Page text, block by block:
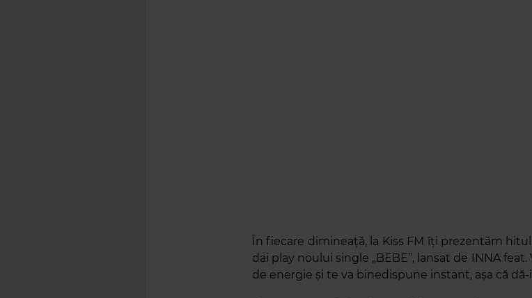
În fiecare dimineață, la Kiss FM îți prezentăm
dai play noului single „BEBE”, lansat de INNA
de energie și te va binedispune instant, așa că